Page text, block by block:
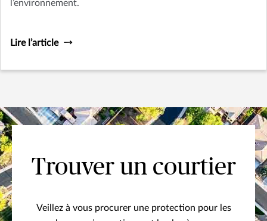
l’environnement.
Lire l’article
Trouver un courtier
Veillez à vous procurer une protection pour les